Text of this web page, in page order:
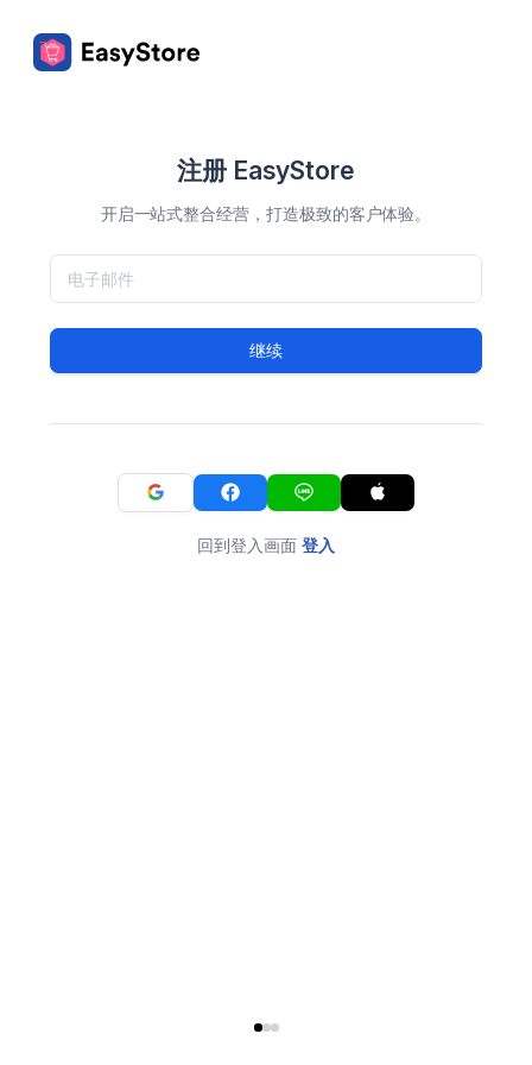
注册 EasyStore
开启一站式整合经营，打造极致的客户体验。
继续
回到登入画面 登入